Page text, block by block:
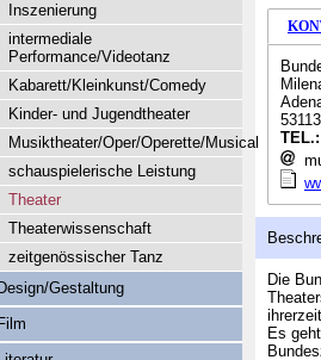
TEL.:
Die
Es
Inszenierung
intermediale
Performance/Videotanz
Kabarett/Kleinkunst/Comedy
Kinder- und Jugendtheater
Musiktheater/Oper/Operette/Musical
schauspielerische Leistung
Theater
Theaterwissenschaft
zeitgenössischer Tanz
Design/Gestaltung
Film